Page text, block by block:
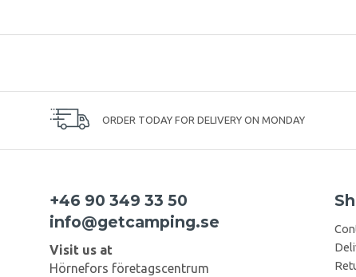
ORDER TODAY FOR DELIVERY ON MONDAY
+46 90 349 33 50
info@getcamping.se
Visit us at
Hörnefors företagscentrum